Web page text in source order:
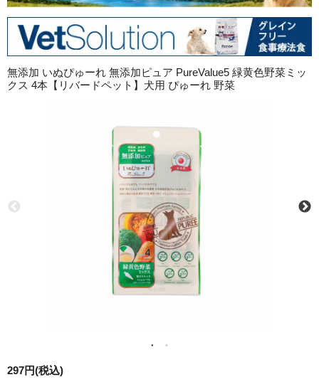
無添加 いぬぴゅーれ 無添加ピュア PureValue5 緑黄色野菜ミッ
クス 4本【リバードペット】犬用 ぴゅーれ 野菜
297円(税込)